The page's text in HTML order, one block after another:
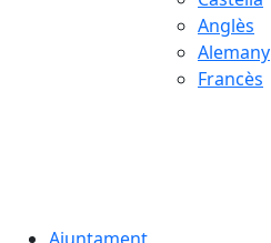
Anglès
Alemany
Francès